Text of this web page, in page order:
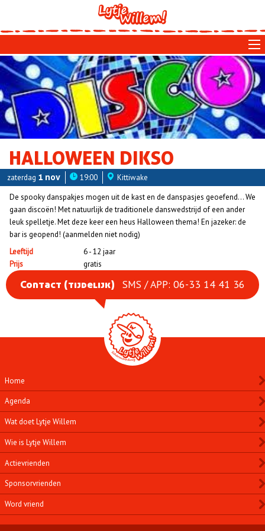
main
HALLOWEEN DIKSO
zaterdag 1 nov 19:00
Kittiwake
De spooky danspakjes mogen uit de kast en de danspasjes geoefend… We
gaan discoën! Met natuurlijk de traditionele danswedstrijd of een ander
leuk spelletje. Met deze keer een heus Halloween thema! En jazeker: de
bar is geopend! (aanmelden niet nodig)
Leeftijd
6 - 12 jaar
Prijs
gratis
Contact (tijdelijk) SMS / APP: 06-33 14 41 36
Home
Agenda
Wat doet Lytje Willem
Wie is Lytje Willem
Actievrienden
Sponsorvrienden
Word vriend